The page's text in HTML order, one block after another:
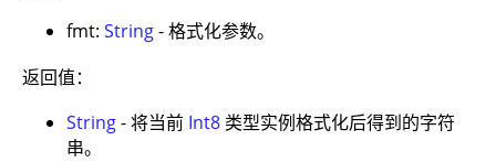
fmt: String- 格式化参数。
返回值：
String- 将当前 Int8 类型实例格式化后得到的字符
串。